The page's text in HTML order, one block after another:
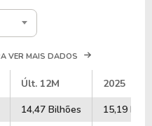
VER MAIS DADOS
Últ. 12M
2025
14,47 Bilhões
15,19